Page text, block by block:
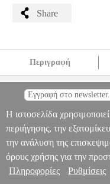
Share
Περιγραφή
FRIENDS DINO-WEBS -
MARVEL: SPIDEY AND
-
Πληροφορίες &
Η ιστοσελίδα
περιήγησης, την
την ανάλυση της
όρους χρήσης για την
Πληροφορίες
Ρυθμίσεις